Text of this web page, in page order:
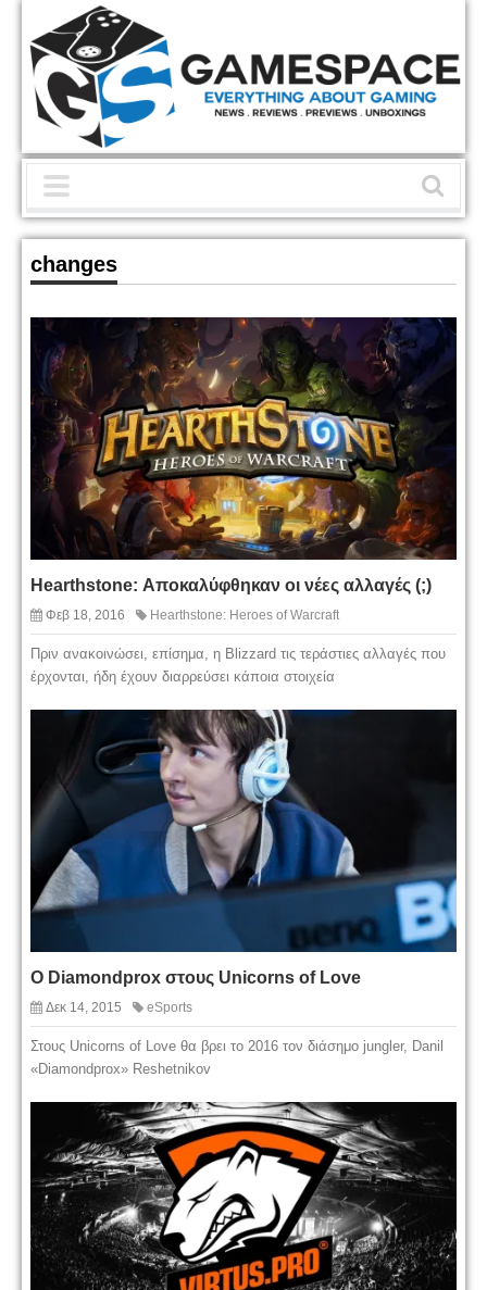
changes
Ηearthstone: Αποκαλύφθηκαν οι νέες αλλαγές (;)
Φεβ 18, 2016 Hearthstone: Heroes of Warcraft
Πριν ανακοινώσει, επίσημα, η Blizzard τις τεράστιες αλλαγές που
έρχονται, ήδη έχουν διαρρεύσει κάποια στοιχεία
Ο Diamondprox στους Unicorns of Love
Δεκ 14, 2015 eSports
Στους Unicorns of Love θα βρει το 2016 τον διάσημο jungler, Danil
«Diamondprox» Reshetnikov